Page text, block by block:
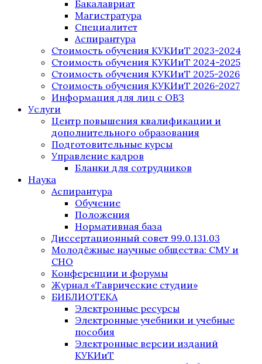
Бакалавриат
Магистратура
Специалитет
Аспирантура
Стоимость обучения КУКИиТ 2023-2024
Стоимость обучения КУКИиТ 2024-2025
Стоимость обучения КУКИиТ 2025-2026
Стоимость обучения КУКИиТ 2026-2027
Информация для лиц с ОВЗ
Услуги
Центр повышения квалификации и
дополнительного образования
Подготовительные курсы
Управление кадров
Бланки для сотрудников
Наука
Аспирантура
Обучение
Положения
Нормативная база
Диссертационный совет 99.0.131.03
Молодёжные научные общества: СМУ и
СНО
Конференции и форумы
Журнал «Таврические студии»
БИБЛИОТЕКА
Электронные ресурсы
Электронные учебники и учебные
пособия
Электронные версии изданий
КУКИиТ